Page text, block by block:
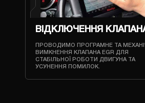
ВІДКЛЮЧЕННЯ
ПРОВОДИМО ПРОГРАМНЕ ТА
ВИМКНЕННЯ КЛАПАНА EGR ДЛЯ
СТАБІЛЬНОЇ РОБОТИ ДВИГУНА ТА
УСУНЕННЯ ПОМИЛОК.